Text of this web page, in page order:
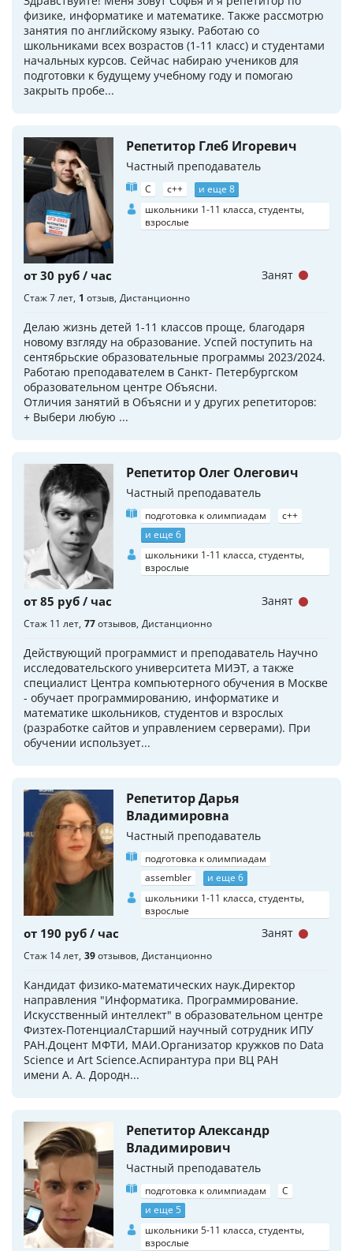
физике, информатике и математике. Также рассмотрю
занятия по английскому языку. Работаю со
школьниками всех возрастов (1-11 класс) и студентами
начальных курсов. Сейчас набираю учеников для
подготовки к будущему учебному году и помогаю
закрыть пробе...
Репетитор Глеб Игоревич
Частный преподаватель
C c++
и еще 8
школьники 1-11 класса, студенты,
взрослые
от 30 руб / час
Стаж 7 лет 1 отзыв Дистанционно
Делаю жизнь детей 1-11 классов проще, благодаря
новому взгляду на образование. Успей поступить на
сентябрьские образовательные программы 2023/2024.
Работаю преподавателем в Санкт- Петербургском
образовательном центре Объясни.
Отличия занятий в Объясни и у других репетиторов:
+ Выбери любую ...
Занят
Репетитор Олег Олегович
Частный преподаватель
подготовка к олимпиадам
c++
и еще 6
школьники 1-11 класса, студенты,
взрослые
от 85 руб / час
Стаж 11 лет 77отзывов Дистанционно
Действующий программист и преподаватель Научно
исследовательского университета МИЭТ, а также
специалист Центра компьютерного обучения в Москве
- обучает программированию, информатике и
математике школьников, студентов и взрослых
(разработке сайтов и управлением серверами). При
обучении использует...
Занят
Репетитор Дарья
Владимировна
Частный преподаватель
подготовка к олимпиадам
assembler
и еще 6
школьники 1-11 класса, студенты,
взрослые
от 190 руб / час
Стаж 14 лет 39отзывов Дистанционно
Кандидат физико-математических наук.Директор
направления "Информатика. Программирование.
Искусственный интеллект" в образовательном центре
Физтех-ПотенциалСтарший научный сотрудник ИПУ
РАН.Доцент МФТИ, МАИ.Организатор кружков по Data
Science и Art Science.Аспирантура при ВЦ РАН
имени А. А. Дородн...
Занят
Репетитор Александр
Владимирович
Частный преподаватель
подготовка к олимпиадам
C
и еще 5
школьники 5-11 класса, студенты,
взрослые